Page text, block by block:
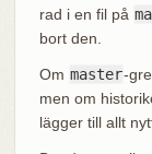
rad i en fil på
bort den.
Om master-
men om
lägger till allt